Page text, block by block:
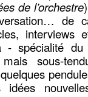
de l’orchestre
de
interviews
- spécialité
mais sous-
idées